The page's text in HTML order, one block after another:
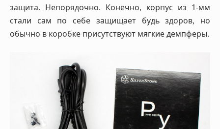
защита. Непорядочно. Конечно, корпус из 1-мм
стали сам по себе защищает будь здоров, но
обычно в коробке присутствуют мягкие демпферы.